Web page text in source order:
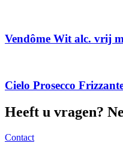
Vendôme Wit alc. vrij
Cielo Prosecco
Heeft u vragen?
Contact